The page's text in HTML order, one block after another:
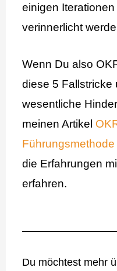
einigen
verinnerlicht
Wenn Du also
diese 5 Fallstricke
wesentliche
meinen Artikel
Führungsmethode
die Erfahrungen
erfahren.
Du möchtest mehr